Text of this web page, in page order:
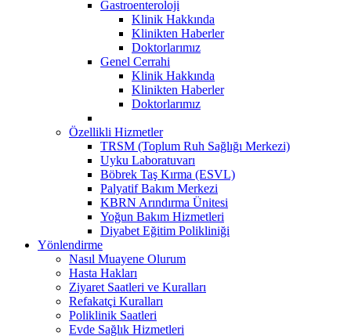
Gastroenteroloji
Klinik Hakkında
Klinikten Haberler
Doktorlarımız
Genel Cerrahi
Klinik Hakkında
Klinikten Haberler
Doktorlarımız
Özellikli Hizmetler
TRSM (Toplum Ruh Sağlığı Merkezi)
Uyku Laboratuvarı
Böbrek Taş Kırma (ESVL)
Palyatif Bakım Merkezi
KBRN Arındırma Ünitesi
Yoğun Bakım Hizmetleri
Diyabet Eğitim Polikliniği
Yönlendirme
Nasıl Muayene Olurum
Hasta Hakları
Ziyaret Saatleri ve Kuralları
Refakatçi Kuralları
Poliklinik Saatleri
Evde Sağlık Hizmetleri